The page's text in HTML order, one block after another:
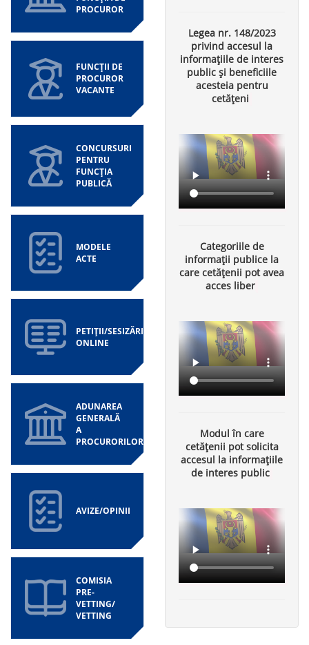
PROCUROR
FUNCȚII DE
PROCUROR
VACANTE
CONCURSURI
PENTRU
FUNCȚIA
PUBLICĂ
MODELE
ACTE
PETIȚII/SESIZĂRI
ONLINE
ADUNAREA
GENERALĂ
A
PROCURORILOR
AVIZE/OPINII
COMISIA
PRE-
VETTING/
VETTING
Legea nr. 148/2023
privind accesul la
informațiile de interes
public și beneficiile
acesteia pentru
cetățeni
Categoriile de
informații publice la
care cetățenii pot avea
acces liber
Modul în care
cetățenii pot solicita
accesul la informațiile
de interes public